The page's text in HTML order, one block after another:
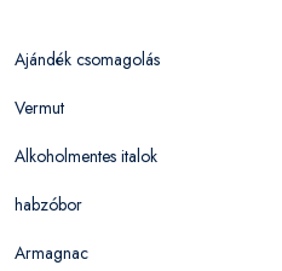
Ajándék csomagolás
Vermut
Alkoholmentes italok
habzóbor
Armagnac